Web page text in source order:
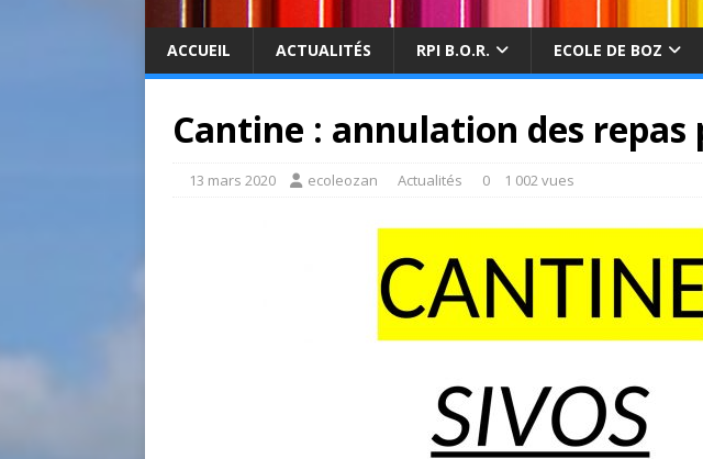
ACCUEIL ACTUALITÉS RPI B.O.R. ECOLE DE BOZ
Cantine : annulation des repas
13 mars 2020 ecoleozan Actualités 0 1 002 vues